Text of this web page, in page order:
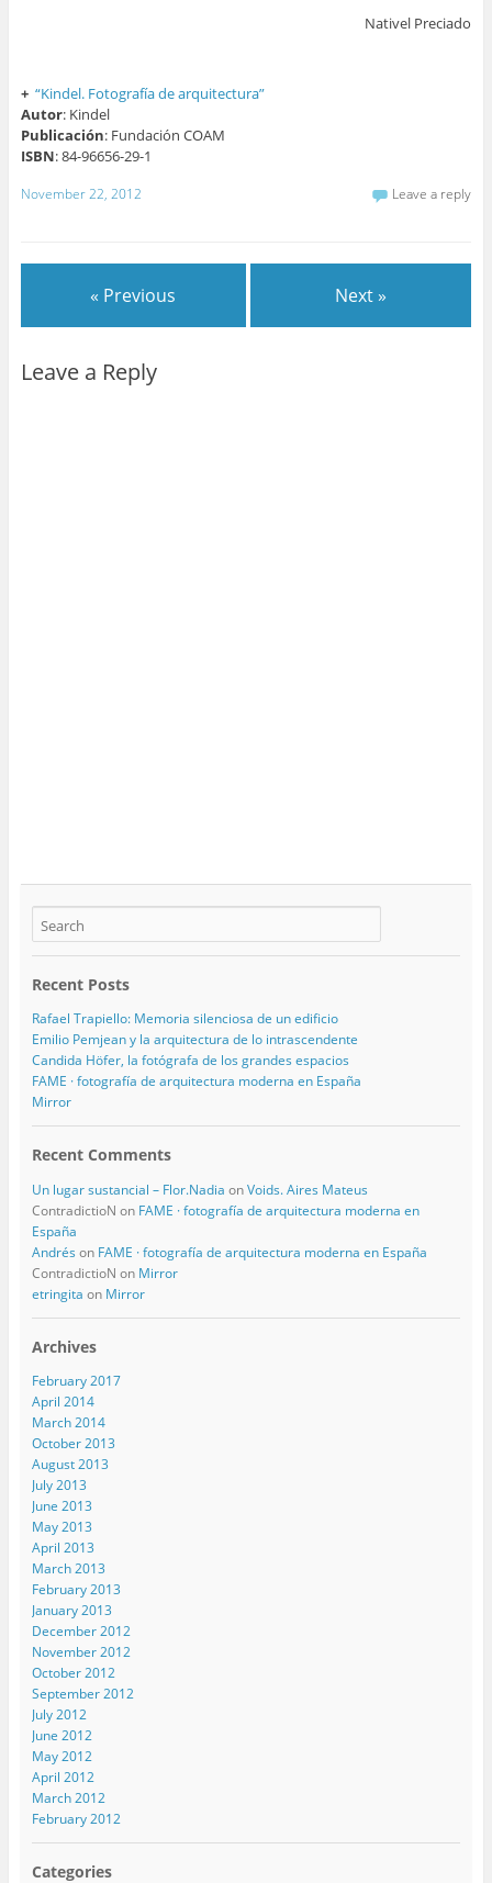
Nativel Preciado
+ “Kindel. Fotografía de arquitectura”
Autor: Kindel
Publicación: Fundación COAM
ISBN: 84-96656-29-1
November 22, 2012 Leave a reply
« Previous Next »
Leave a Reply
Recent Posts
Rafael Trapiello: Memoria silenciosa de un edificio
Emilio Pemjean y la arquitectura de lo intrascendente
Candida Höfer, la fotógrafa de los grandes espacios
FAME · fotografía de arquitectura moderna en España
Mirror
Recent Comments
Un lugar sustancial – Flor.Nadia onVoids. Aires Mateus
ContradictioN on FAME · fotografía de arquitectura moderna en
España
Andrés on FAME · fotografía de arquitectura moderna en España
ContradictioN on Mirror
etringita on Mirror
Archives
February 2017
April 2014
March 2014
October 2013
August 2013
July 2013
June 2013
May 2013
April 2013
March 2013
February 2013
January 2013
December 2012
November 2012
October 2012
September 2012
July 2012
June 2012
May 2012
April 2012
March 2012
February 2012
Categories